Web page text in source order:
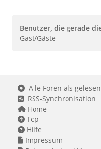
Benutzer, die gerade
Gast/Gäste
Alle Foren als
RSS-Synchronisation
Home
Top
Hilfe
Impressum